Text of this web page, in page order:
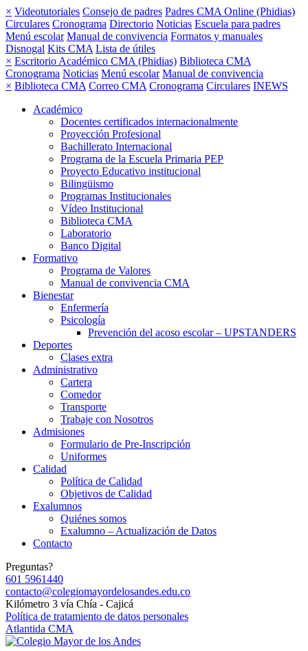
× Videotutoriales Consejo de padres Padres CMA Online (Phidias)
Circulares Cronograma Directorio Noticias Escuela para padres
Menú escolar Manual de convivencia Formatos y manuales
Disnogal Kits CMA Lista de útiles
× Escritorio Académico CMA (Phidias) Biblioteca CMA
Cronograma Noticias Menú escolar Manual de convivencia
× Biblioteca CMA Correo CMA Cronograma Circulares INEWS
Académico
Docentes certificados internacionalmente
Proyección Profesional
Bachillerato Internacional
Programa de la Escuela Primaria PEP
Proyecto Educativo institucional
Bilingüismo
Programas Institucionales
Vídeo Institucional
Biblioteca CMA
Laboratorio
Banco Digital
Formativo
Programa de Valores
Manual de convivencia CMA
Bienestar
Enfermería
Psicología
Prevención del acoso escolar – UPSTANDERS
Deportes
Clases extra
Administrativo
Cartera
Comedor
Transporte
Trabaje con Nosotros
Admisiones
Formulario de Pre-Inscripción
Uniformes
Calidad
Política de Calidad
Objetivos de Calidad
Exalumnos
Quiénes somos
Exalumno – Actualización de Datos
Contacto
Preguntas?
601 5961440
contacto@colegiomayordelosandes.edu.co
Kilómetro 3 vía Chía - Cajicá
Política de tratamiento de datos personales
Atlantida CMA